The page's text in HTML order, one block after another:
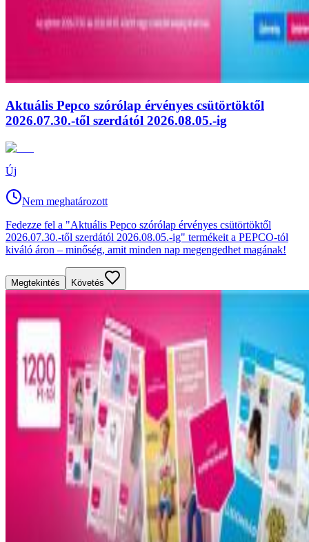
Aktuális Pepco szórólap érvényes csütörtöktől
2026.07.30.-től szerdától 2026.08.05.-ig
Új
Nem meghatározott
Fedezze fel a "Aktuális Pepco szórólap érvényes csütörtöktől
2026.07.30.-től szerdától 2026.08.05.-ig" termékeit a PEPCO-tól
kiváló áron – minőség, amit minden nap megengedhet magának!
Megtekintés Követés